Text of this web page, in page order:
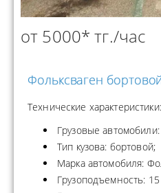
от 5000* тг./час
Фольксваген
Технические характеристики:
Грузовые
Тип кузова: бортовой;
Марка автомобиля:
Грузоподъемность: